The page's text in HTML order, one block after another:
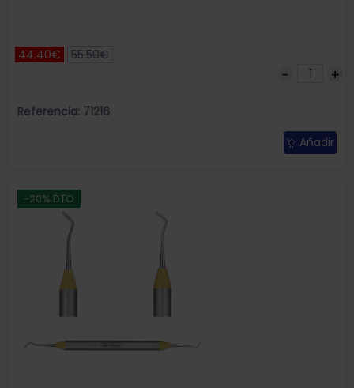
44.40€ 55.50€
Referencia: 71216
Añadir
-20% DTO